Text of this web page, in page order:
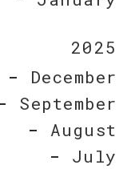
2025
December
September
August
July